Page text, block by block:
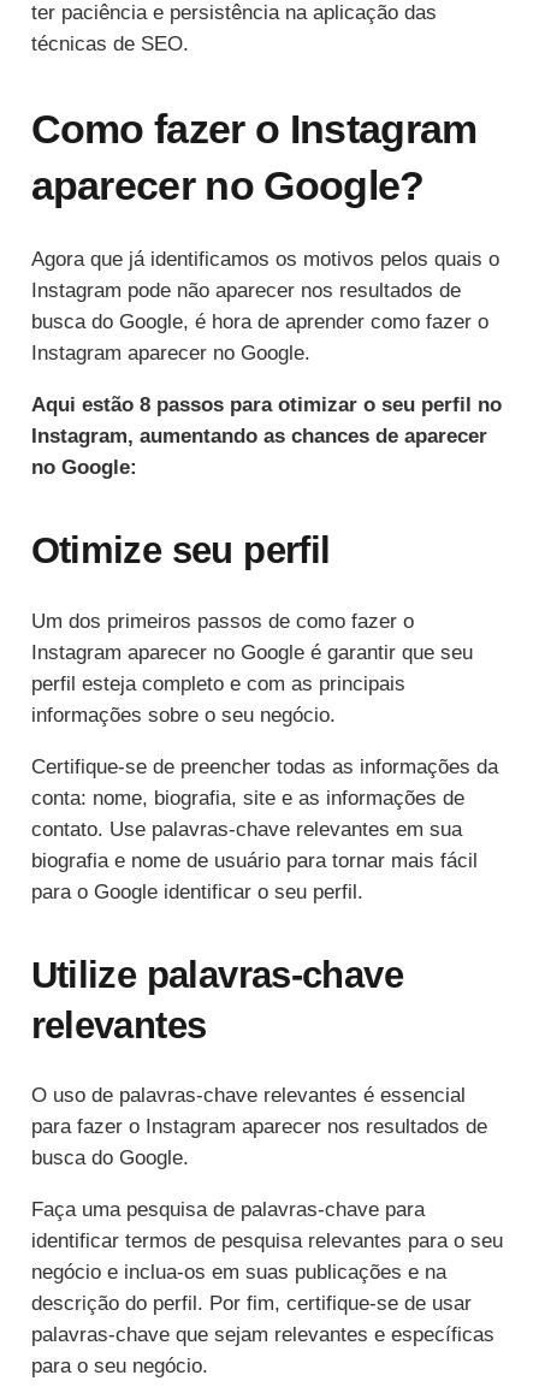
ter paciência e persistência na aplicação das
técnicas de SEO.
Como fazer o Instagram
aparecer no Google?
Agora que já identificamos os motivos pelos quais o
Instagram pode não aparecer nos resultados de
busca do Google, é hora de aprender como fazer o
Instagram aparecer no Google.
Aqui estão 8 passos para otimizar o seu perfil no
Instagram, aumentando as chances de aparecer
no Google:
Otimize seu perfil
Um dos primeiros passos de como fazer o
Instagram aparecer no Google é garantir que seu
perfil esteja completo e com as principais
informações sobre o seu negócio.
Certifique-se de preencher todas as informações da
conta: nome, biografia, site e as informações de
contato. Use palavras-chave relevantes em sua
biografia e nome de usuário para tornar mais fácil
para o Google identificar o seu perfil.
Utilize palavras-chave
relevantes
O uso de palavras-chave relevantes é essencial
para fazer o Instagram aparecer nos resultados de
busca do Google.
Faça uma pesquisa de palavras-chave para
identificar termos de pesquisa relevantes para o seu
negócio e inclua-os em suas publicações e na
descrição do perfil. Por fim, certifique-se de usar
palavras-chave que sejam relevantes e específicas
para o seu negócio.